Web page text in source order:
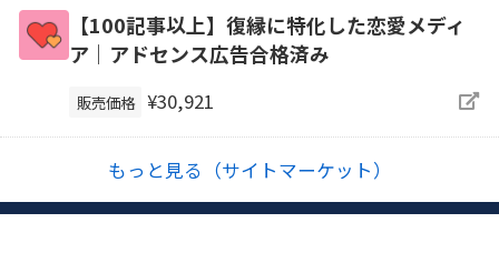
【100記事以上】復縁に特化した恋愛メディ
ア｜アドセンス広告合格済み
販売価格 ¥30,921
もっと見る（サイトマーケット）